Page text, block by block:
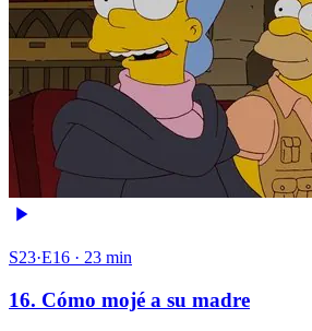
S23·E16 · 23 min
16. Cómo mojé a su madre